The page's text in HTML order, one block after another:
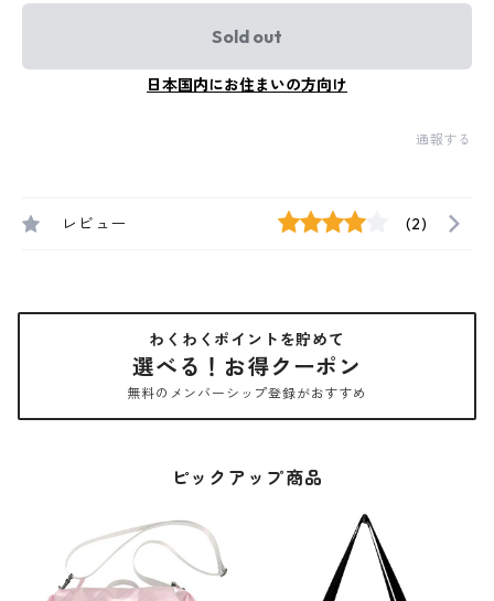
Sold out
日本国内にお住まいの方向け
通報する
レビュー (2)
わくわくポイントを貯めて
選べる！お得クーポン
無料のメンバーシップ登録がおすすめ
ピックアップ商品